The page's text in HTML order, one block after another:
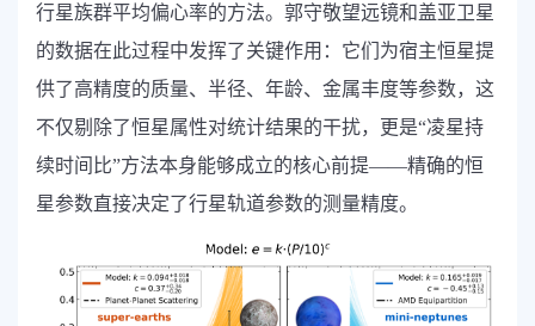
行星族群平均偏心率的方法。郭守敬望远镜和盖亚卫星
的数据在此过程中发挥了关键作用：它们为宿主恒星提
供了高精度的质量、半径、年龄、金属丰度等参数，这
不仅剔除了恒星属性对统计结果的干扰，更是“凌星持
续时间比”方法本身能够成立的核心前提——精确的恒
星参数直接决定了行星轨道参数的测量精度。